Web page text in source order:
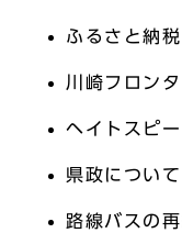
ふるさと納
川崎フロン
ヘイトスピ
県政について
路線バスの